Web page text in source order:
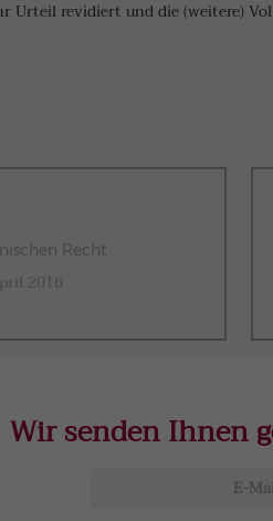
Urteil revidiert und die (weitere)
Recht
2016
Wir senden Ihnen